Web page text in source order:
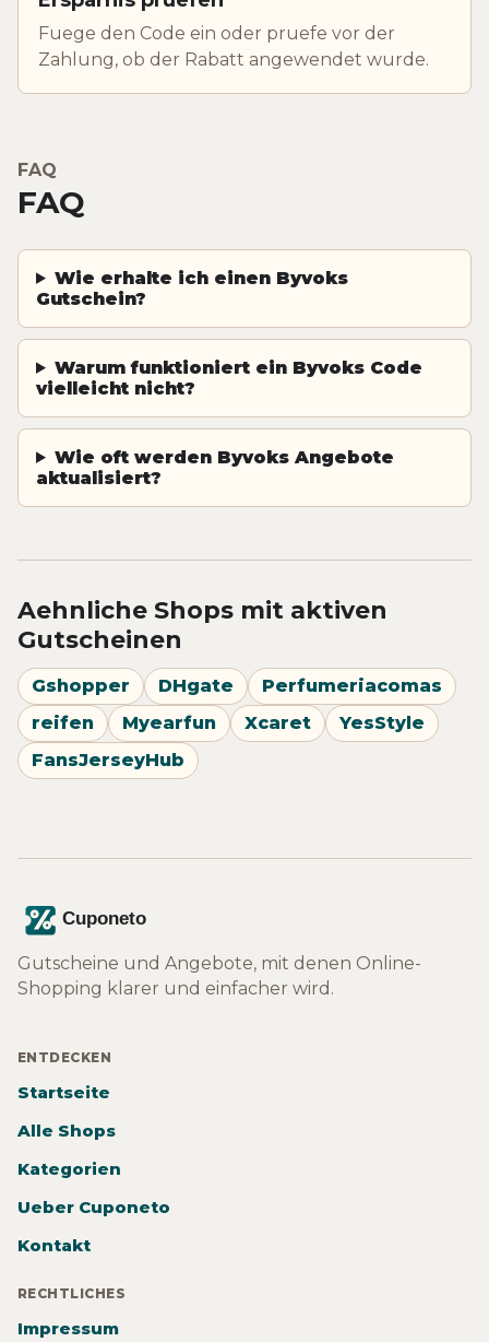
Fuege den Code ein oder pruefe vor der
Zahlung, ob der Rabatt angewendet wurde.
FAQ
FAQ
Wie erhalte ich einen Byvoks
Gutschein?
Warum funktioniert ein Byvoks Code
vielleicht nicht?
Wie oft werden Byvoks Angebote
aktualisiert?
Aehnliche Shops mit aktiven
Gutscheinen
Gshopper DHgate
Perfumeriacomas
reifen
Myearfun Xcaret
YesStyle
FansJerseyHub
Gutscheine und Angebote, mit denen Online-
Shopping klarer und einfacher wird.
ENTDECKEN
Startseite
Alle Shops
Kategorien
Ueber Cuponeto
Kontakt
RECHTLICHES
Impressum